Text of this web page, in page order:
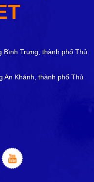
Bình Trưng, thành phố Thủ
Khánh, thành phố Thủ